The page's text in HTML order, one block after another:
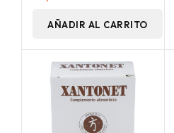
AÑADIR AL CARRITO